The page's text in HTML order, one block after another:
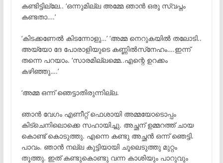
കണ്ടിട്ടില്ലേ.. ‘ഒന്നുമില്ല അമ്മേ ഞാൻ ഒരു സ്വപ്നം
കണ്ടതാ….’
‘കിടക്കണേൽ കിടന്നോളു…’ ‘അമ്മ നെറുകയിൽ തലോടി..
അയ്യോ ദേ പോരാളിയുടെ കണ്ണിൽസ്‌നേഹം….ഇന്ന്
തന്നെ പറയാം. ‘സാരമില്ലമ്മെ..എന്റെ ഉറക്കം
കഴിഞ്ഞു….’
‘അമ്മ ഒന്ന് ഞെട്ടാതിരുന്നില്ല.
ഞാൻ വേഗം എണീറ്റ് ഫെശായി അമ്മയോടൊപ്പം
കിട്‌ചെനിലൊക്കെ സഹായിച്ചു. അച്ഛന് ഉമ്മറത്ത് ചായ
കൊണ്ട് കൊടുത്തു. എന്നെ കണ്ടു അച്ഛൻ ഒന്ന് ഞെട്ടി.
പാവം. ഞാൻ നല്ല കുട്ടിയായി ചൂലെടുത്തു മുറ്റം
തൂത്തു. ഇത് കണ്ടുകൊണ്ടു വന്ന കാശിയും പാറുവും